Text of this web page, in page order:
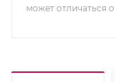
может отличаться